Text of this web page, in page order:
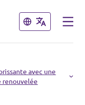
Fermer
Fermer
avec une